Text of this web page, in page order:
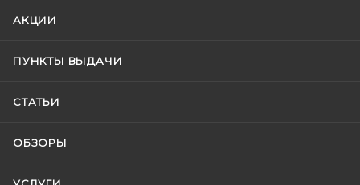
АКЦИИ
ПУНКТЫ ВЫДАЧИ
СТАТЬИ
ОБЗОРЫ